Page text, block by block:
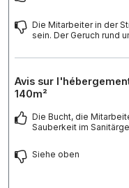
Die Mitarbeiter in der
sein. Der Geruch rund
Avis sur
140m²
Die Bucht, die
Sauberkeit im
Siehe oben